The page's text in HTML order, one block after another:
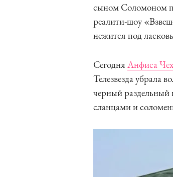
сыном Соломоном
реалити-шоу
нежится под
Сегодня Анфиса
Телезвезда убрала
черный раздельный
сланцами и